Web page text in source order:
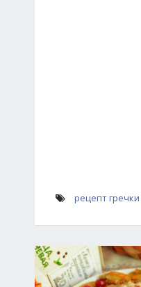
рецепт гречки